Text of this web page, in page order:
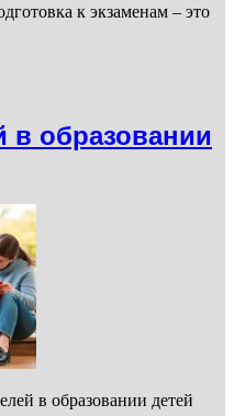
к экзаменам – это
в образовании
в образовании детей